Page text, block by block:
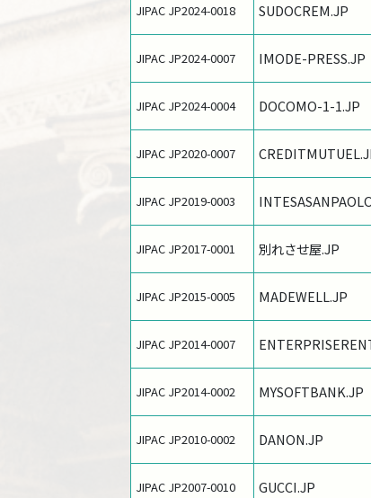
JIPAC JP2024-0018 SUDOCREM.JP
JIPAC JP2024-0007 IMODE-PRESS.JP
JIPAC JP2024-0004 DOCOMO-1-1.JP
JIPAC JP2020-0007
JIPAC JP2019-0003
JIPAC JP2017-0001 別れさせ屋.JP
JIPAC JP2015-0005 MADEWELL.JP
JIPAC JP2014-0007
JIPAC JP2014-0002 MYSOFTBANK.JP
JIPAC JP2010-0002 DANON.JP
JIPAC JP2007-0010 GUCCI.JP